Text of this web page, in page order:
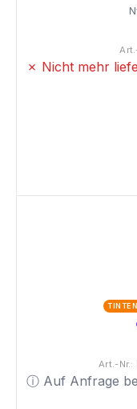
✗ Nicht mehr
Art.-
ⓘ Auf Anfrage